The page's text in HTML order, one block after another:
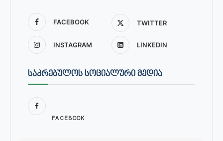
FACEBOOK TWITTER
INSTAGRAM LINKEDIN
ᲡᲐᲙᲠᲔᲑᲣᲚᲝᲡ ᲡᲝᲪᲘᲐᲚᲣᲠᲘ ᲛᲔᲓᲘᲐ
FACEBOOK